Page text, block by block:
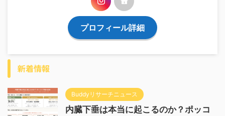
プロフィール詳細
新着情報
Buddyリサーチニュース
内臓下垂は本当に起こるのか？ポッコ